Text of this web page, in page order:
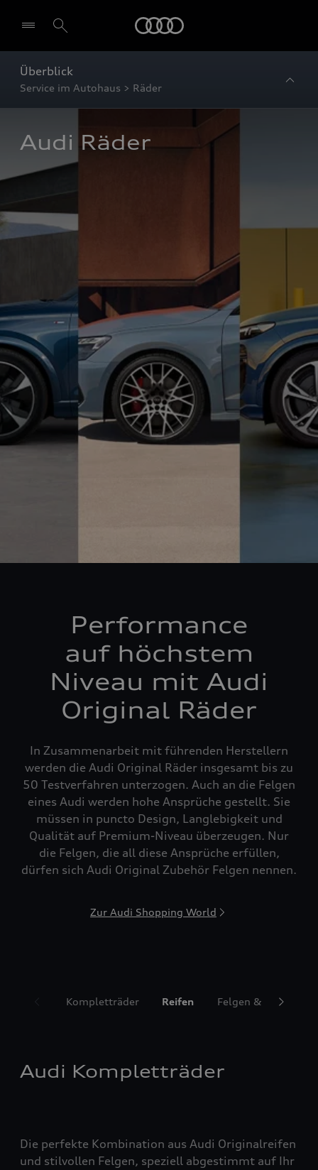
Überblick
Service im Autohaus > Räder
Audi Räder
Performance
auf höchstem
Niveau mit Audi
Original Räder
In Zusammenarbeit mit führenden Herstellern
werden die Audi Original Räder insgesamt bis zu
50 Testverfahren unterzogen. Auch an die Felgen
eines Audi werden hohe Ansprüche gestellt. Sie
müssen in puncto Design, Langlebigkeit und
Qualität auf Premium-Niveau überzeugen. Nur
die Felgen, die all diese Ansprüche erfüllen,
dürfen sich Audi Original Zubehör Felgen nennen.
Zur Audi Shopping World
Kompletträder Reifen Felgen &
Audi Kompletträder
Die perfekte Kombination aus Audi Originalreifen
und stilvollen Felgen, speziell abgestimmt auf Ihr